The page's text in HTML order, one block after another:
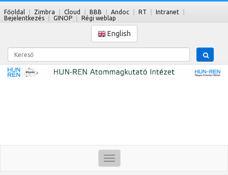
Főoldal Zimbra Cloud BBB Andoc RT
Intranet
Bejelentkezés
GINOP Régi weblap
English
Kereső
Toggle
navigation